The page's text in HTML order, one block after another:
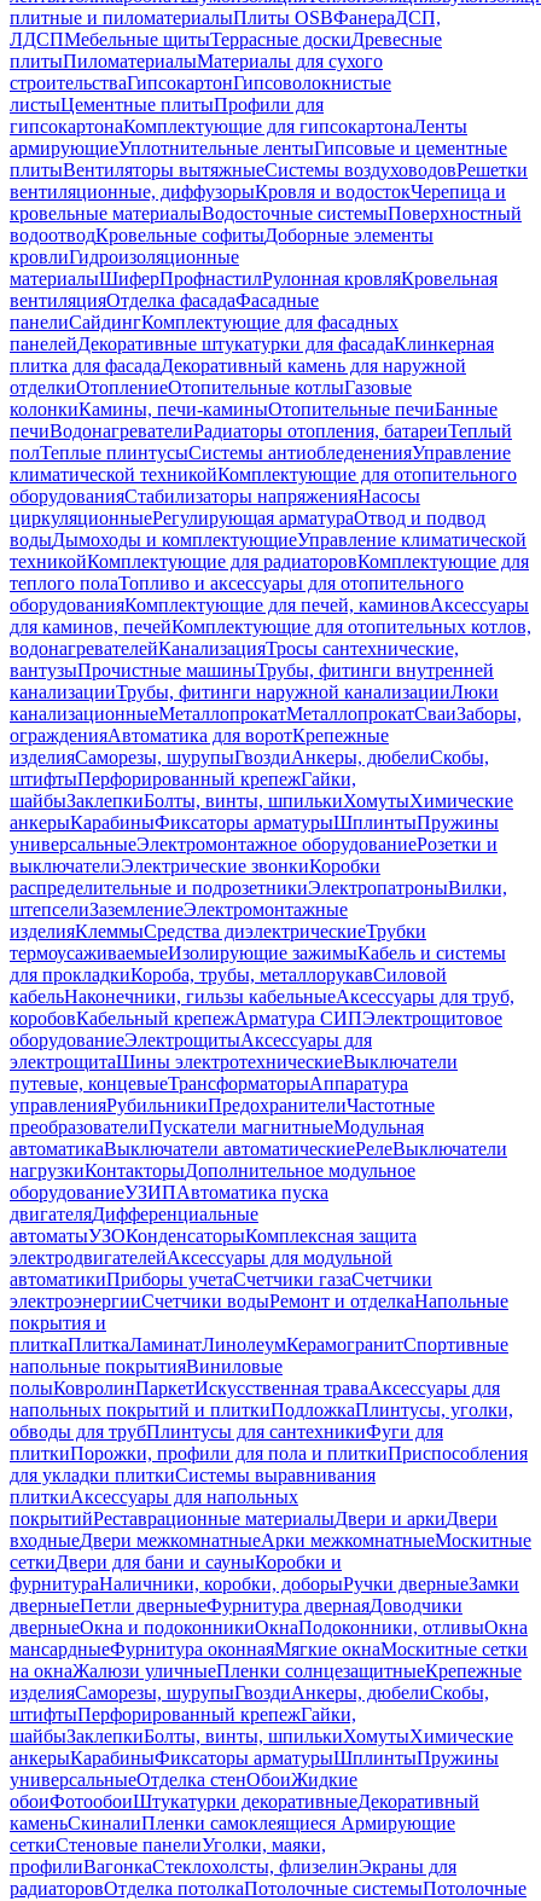
плитные и пиломатериалыПлиты OSBФанераДСП,
ЛДСПМебельные щитыТеррасные доскиДревесные
плитыПиломатериалыМатериалы для сухого
строительстваГипсокартонГипсоволокнистые
листыЦементные плитыПрофили для
гипсокартонаКомплектующие для гипсокартонаЛенты
армирующиеУплотнительные лентыГипсовые и цементные
плитыВентиляторы вытяжныеСистемы воздуховодовРешетки
вентиляционные, диффузорыКровля и водостокЧерепица и
кровельные материалыВодосточные системыПоверхностный
водоотводКровельные софитыДоборные элементы
кровлиГидроизоляционные
материалыШиферПрофнастилРулонная кровляКровельная
вентиляцияОтделка фасадаФасадные
панелиСайдингКомплектующие для фасадных
панелейДекоративные штукатурки для фасадаКлинкерная
плитка для фасадаДекоративный камень для наружной
отделкиОтоплениеОтопительные котлыГазовые
колонкиКамины, печи-каминыОтопительные печиБанные
печиВодонагревателиРадиаторы отопления, батареиТеплый
полТеплые плинтусыСистемы антиобледененияУправление
климатической техникойКомплектующие для отопительного
оборудованияСтабилизаторы напряженияНасосы
циркуляционныеРегулирующая арматураОтвод и подвод
водыДымоходы и комплектующиеУправление климатической
техникойКомплектующие для радиаторовКомплектующие для
теплого полаТопливо и аксессуары для отопительного
оборудованияКомплектующие для печей, каминовАксессуары
для каминов, печейКомплектующие для отопительных котлов,
водонагревателейКанализацияТросы сантехнические,
вантузыПрочистные машиныТрубы, фитинги внутренней
канализацииТрубы, фитинги наружной канализацииЛюки
канализационныеМеталлопрокатМеталлопрокатСваиЗаборы,
огражденияАвтоматика для воротКрепежные
изделияСаморезы, шурупыГвоздиАнкеры, дюбелиСкобы,
штифтыПерфорированный крепежГайки,
шайбыЗаклепкиБолты, винты, шпилькиХомутыХимические
анкерыКарабиныФиксаторы арматурыШплинтыПружины
универсальныеЭлектромонтажное оборудованиеРозетки и
выключателиЭлектрические звонкиКоробки
распределительные и подрозетникиЭлектропатроныВилки,
штепселиЗаземлениеЭлектромонтажные
изделияКлеммыСредства диэлектрическиеТрубки
термоусаживаемыеИзолирующие зажимыКабель и системы
для прокладкиКороба, трубы, металлорукавСиловой
кабельНаконечники, гильзы кабельныеАксессуары для труб,
коробовКабельный крепежАрматура СИПЭлектрощитовое
оборудованиеЭлектрощитыАксессуары для
электрощитаШины электротехническиеВыключатели
путевые, концевыеТрансформаторыАппаратура
управленияРубильникиПредохранителиЧастотные
преобразователиПускатели магнитныеМодульная
автоматикаВыключатели автоматическиеРелеВыключатели
нагрузкиКонтакторыДополнительное модульное
оборудованиеУЗИПАвтоматика пуска
двигателяДифференциальные
автоматыУЗОКонденсаторыКомплексная защита
электродвигателейАксессуары для модульной
автоматикиПриборы учетаСчетчики газаСчетчики
электроэнергииСчетчики водыРемонт и отделкаНапольные
покрытия и
плиткаПлиткаЛаминатЛинолеумКерамогранитСпортивные
напольные покрытияВиниловые
полыКовролинПаркетИскусственная траваАксессуары для
напольных покрытий и плиткиПодложкаПлинтусы, уголки,
обводы для трубПлинтусы для сантехникиФуги для
плиткиПорожки, профили для пола и плиткиПриспособления
для укладки плиткиСистемы выравнивания
плиткиАксессуары для напольных
покрытийРеставрационные материалыДвери и аркиДвери
входныеДвери межкомнатныеАрки межкомнатныеМоскитные
сеткиДвери для бани и сауныКоробки и
фурнитураНаличники, коробки, доборыРучки дверныеЗамки
дверныеПетли дверныеФурнитура двернаяДоводчики
дверныеОкна и подоконникиОкнаПодоконники, отливыОкна
мансардныеФурнитура оконнаяМягкие окнаМоскитные сетки
на окнаЖалюзи уличныеПленки солнцезащитныеКрепежные
изделияСаморезы, шурупыГвоздиАнкеры, дюбелиСкобы,
штифтыПерфорированный крепежГайки,
шайбыЗаклепкиБолты, винты, шпилькиХомутыХимические
анкерыКарабиныФиксаторы арматурыШплинтыПружины
универсальныеОтделка стенОбоиЖидкие
обоиФотообоиШтукатурки декоративныеДекоративный
каменьСкиналиПленки самоклеящиеся Армирующие
сеткиСтеновые панелиУголки, маяки,
профилиВагонкаСтеклохолсты, флизелинЭкраны для
радиаторовОтделка потолкаПотолочные системыПотолочные